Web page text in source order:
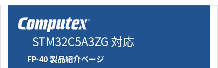
STM32C5A3ZG 対応
FP-40 製品紹介ページ